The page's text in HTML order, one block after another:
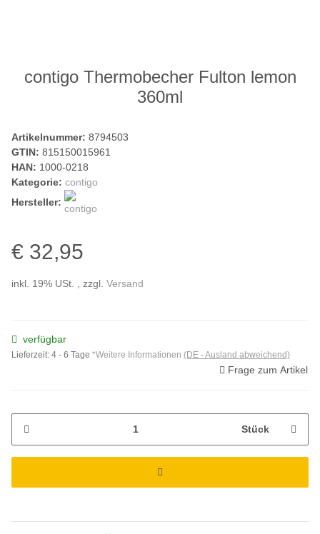
contigo Thermobecher Fulton lemon
360ml
Artikelnummer: 8794503
GTIN: 815150015961
HAN: 1000-0218
Kategorie: contigo
Hersteller:
€ 32,95
inkl. 19% USt. , zzgl. Versand
verfügbar
Lieferzeit: 4 - 6 Tage *Weitere Informationen (DE - Ausland abweichend)
Frage zum Artikel
Stück